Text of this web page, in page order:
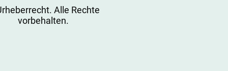
Alle Rechte
vorbehalten.